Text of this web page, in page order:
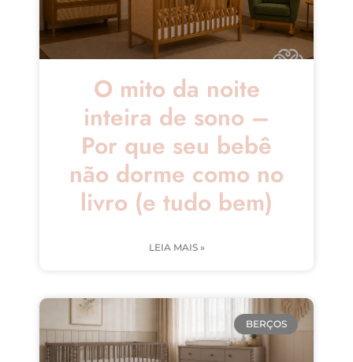
O mito da noite
inteira de sono –
Por que seu bebê
não dorme como no
livro (e tudo bem)
LEIA MAIS »
BERÇOS